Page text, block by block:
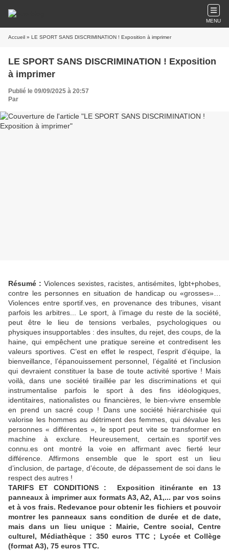
MENU
Accueil » LE SPORT SANS DISCRIMINATION ! Exposition à imprimer
LE SPORT SANS DISCRIMINATION ! Exposition
à imprimer
Publié le 09/09/2025 à 20:57
Par
Résumé : Violences sexistes, racistes, antisémites, lgbt+phobes,
contre les personnes en situation de handicap ou «grosses»…
Violences entre sportif.ves, en provenance des tribunes, visant
parfois les arbitres... Le sport, à l’image du reste de la société,
peut être le lieu de tensions verbales, psychologiques ou
physiques insupportables : des insultes, du rejet, des coups, de la
haine, qui empêchent une pratique sereine et contredisent les
valeurs sportives. C’est en effet le respect, l’esprit d’équipe, la
bienveillance, l’épanouissement personnel, l’égalité et l’inclusion
qui devraient constituer la base de toute activité sportive ! Mais
voilà, dans une société tiraillée par les discriminations et qui
instrumentalise parfois le sport à des fins idéologiques,
identitaires, nationalistes ou financières, le bien-vivre ensemble
en prend un sacré coup ! Dans une société hiérarchisée qui
valorise les hommes au détriment des femmes, qui dévalue les
personnes « différentes », le sport peut vite se transformer en
machine à exclure. Heureusement, certain.es sportif.ves
connu.es ont montré la voie en affirmant avec fierté leur
différence. Affirmons ensemble que le sport est un lieu
d’inclusion, de partage, d’écoute, de dépassement de soi dans le
respect des autres !
TARIFS ET CONDITIONS : Exposition itinérante en 13
panneaux à imprimer aux formats A3, A2, A1,... par vos soins
et à vos frais. Redevance pour obtenir les fichiers et pouvoir
montrer les panneaux sans condition de durée et de date,
mais dans un lieu unique : Mairie, Centre social, Centre
culturel, Médiathèque : 350 euros TTC ; Lycée et Collège
(format A3), 75 euros TTC.